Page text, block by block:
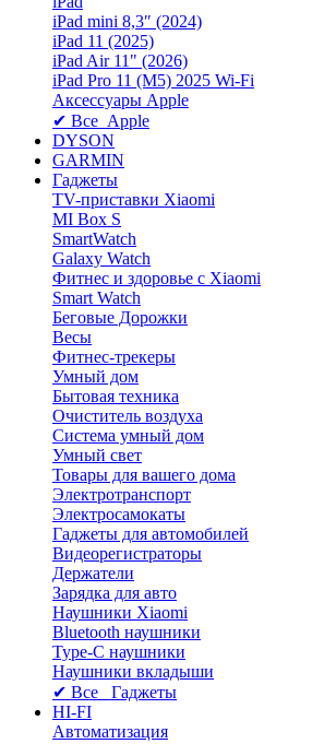
iPad mini 8,3″ (2024)
iPad 11 (2025)
iPad Air 11" (2026)
iPad Pro 11 (M5) 2025 Wi-Fi
Аксессуары Apple
✔ Все Apple
DYSON
GARMIN
Гаджеты
TV-приставки Xiaomi
MI Box S
SmartWatch
Galaxy Watch
Фитнес и здоровье с Xiaomi
Smart Watch
Беговые Дорожки
Весы
Фитнес-трекеры
Умный дом
Бытовая техника
Очиститель воздуха
Система умный дом
Умный свет
Товары для вашего дома
Электротранспорт
Электросамокаты
Гаджеты для автомобилей
Видеорегистраторы
Держатели
Зарядка для авто
Наушники Xiaomi
Bluetooth наушники
Type-C наушники
Наушники вкладыши
✔ Все Гаджеты
HI-FI
Автоматизация